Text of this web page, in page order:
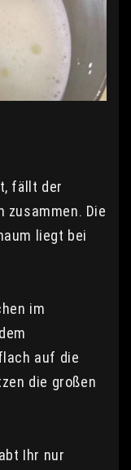
fällt der
Die
liegt bei
im
auf die
die großen
Ihr nur